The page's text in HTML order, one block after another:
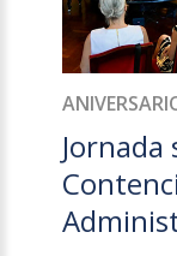
Jornada